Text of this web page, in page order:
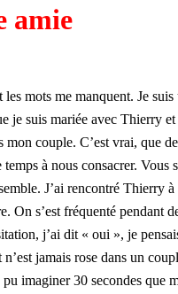
amie
mots me manquent. Je
je suis mariée avec Thierry
mon couple. C’est vrai, que
à nous consacrer. Vous
J’ai rencontré Thierry
On s’est fréquenté pendant
j’ai dit « oui », je
jamais rose dans un
imaginer 30 secondes que